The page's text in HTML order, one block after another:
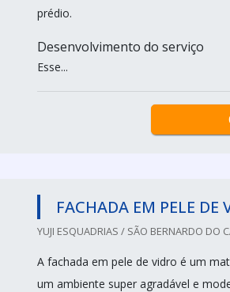
prédio.
Desenvolvimento do serviço
Esse...
FACHADA EM PELE DE
YUJI ESQUADRIAS / SÃO BERNARDO DO
A fachada em pele de vidro é um
um ambiente super agradável e